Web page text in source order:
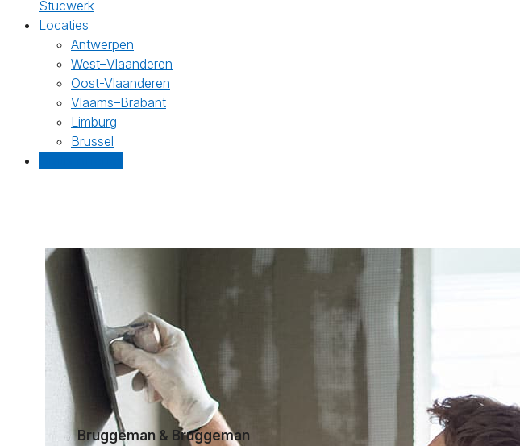
Stucwerk
Locaties
Antwerpen
West–Vlaanderen
Oost-Vlaanderen
Vlaams–Brabant
Limburg
Brussel
Bruggeman & Bruggeman